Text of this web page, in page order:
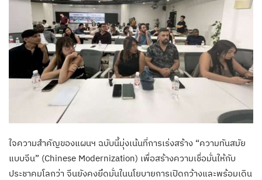
ใจความสำคัญของแผนฯ ฉบับนี้มุ่งเน้นที่การเร่งสร้าง “ความทันสมัย
แบบจีน” (Chinese Modernization) เพื่อสร้างความเชื่อมั่นให้กับ
ประชาคมโลกว่า จีนยังคงยึดมั่นในนโยบายการเปิดกว้างและพร้อมเดิน